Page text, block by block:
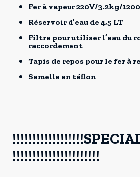
Fer à vapeur 220V/3.2kg/
Réservoir d’eau de 4,5 LT
Filtre pour utiliser l’eau du
raccordement
Tapis de repos pour le fer à
Semelle en téflon
!!!!!!!!!!!!!!!!!!!!!!